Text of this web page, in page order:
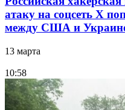
атаку на соцсеть Х
между США и
13 марта
10:58